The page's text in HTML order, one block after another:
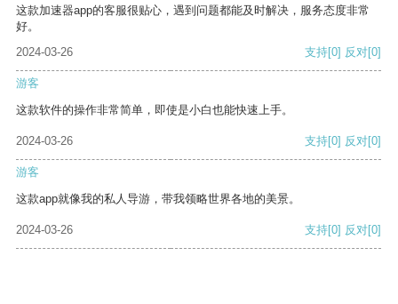
这款加速器app的客服很贴心，遇到问题都能及时解决，服务态度非常
好。
2024-03-26
支持[0] 反对[0]
游客
这款软件的操作非常简单，即使是小白也能快速上手。
2024-03-26 支持[0] 反对[0]
游客
这款app就像我的私人导游，带我领略世界各地的美景。
2024-03-26 支持[0] 反对[0]